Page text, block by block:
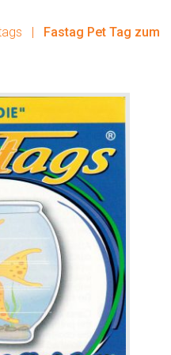
|
Fastag Pet Tag zum